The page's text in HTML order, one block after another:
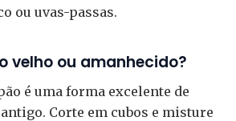
ou uvas-passas.
velho ou amanhecido?
é uma forma excelente de
Corte em cubos e misture